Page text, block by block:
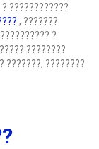
????????????
, ???????
?
????????
???????, ????????